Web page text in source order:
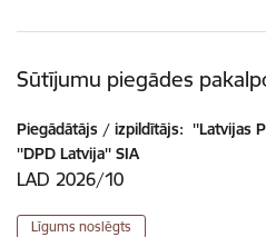
Sūtījumu piegādes
Piegādātājs / izpildītājs: ''Latvijas
''DPD Latvija'' SIA
LAD 2026/10
Līgums noslēgts